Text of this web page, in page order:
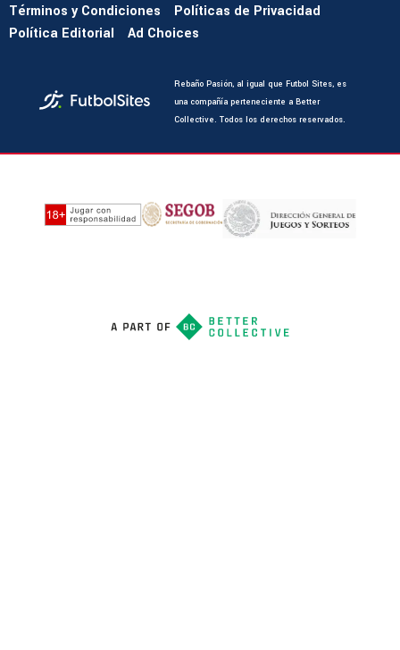
Términos y Condiciones
Políticas de Privacidad
Política Editorial
Ad Choices
Rebaño Pasión, al igual que Futbol Sites, es
una compañía perteneciente a Better
Collective. Todos los derechos reservados.